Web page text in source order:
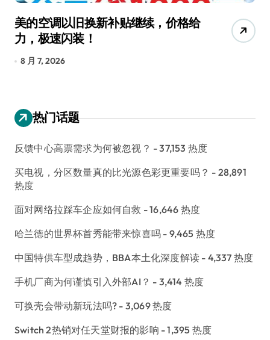
美的空调以旧换新补贴继续，价格给
力，极速闪装！
8 月 7, 2026
追觅
热门话题
反馈中心高票需求为何被忽视？ - 37,153 热度
买电视，分区数量真的比光源色彩更重要吗？ - 28,891
热度
面对网络拉踩车企应如何自救 - 16,646 热度
哈兰德的世界杯首秀能带来惊喜吗 - 9,465 热度
中国特供车型成趋势，BBA本土化深度解读 - 4,337 热度
手机厂商为何谨慎引入外部AI？ - 3,414 热度
可换壳会带动新玩法吗? - 3,069 热度
Switch 2热销对任天堂财报的影响 - 1,395 热度